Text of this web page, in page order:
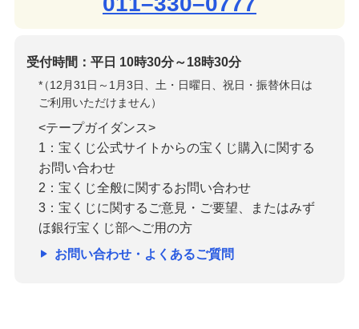
受付時間：平日 10時30分～18時30分
*
（12月31日～1月3日、土・日曜日、祝日・振替休日は
ご利用いただけません）
<テープガイダンス>
1：宝くじ公式サイトからの宝くじ購入に関する
お問い合わせ
2：宝くじ全般に関するお問い合わせ
3：宝くじに関するご意見・ご要望、またはみず
ほ銀行宝くじ部へご用の方
お問い合わせ・よくあるご質問